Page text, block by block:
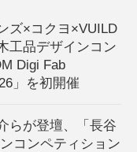
ズ×コクヨ×VUILD
工品デザインコン
Digi Fab
」を初開催
らが登壇、「長谷
コンペティション